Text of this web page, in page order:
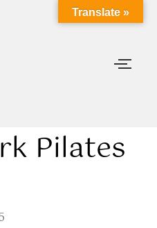
Pilates
Translate »